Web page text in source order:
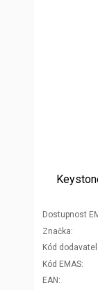
Dostupnost
Značka
Kód
Kód EMAS
EAN